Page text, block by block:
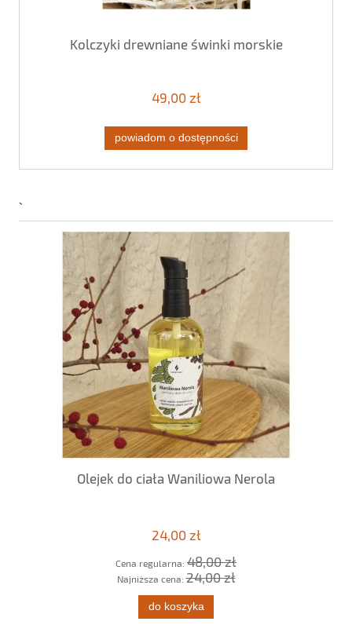
Kolczyki drewniane świnki morskie
49,00 zł
powiadom o dostępności
Olejek do ciała Waniliowa Nerola
24,00 zł
Cena regularna: 48,00 zł
Najniższa cena:24,00 zł
do koszyka